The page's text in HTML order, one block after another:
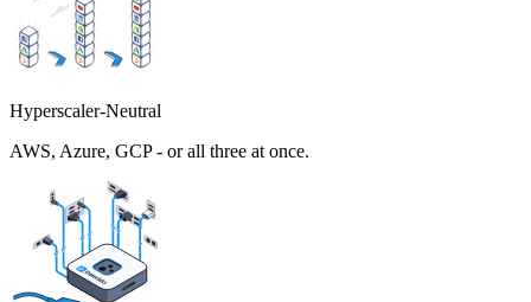
Hyperscaler-Neutral
AWS, Azure, GCP - or all three at once.